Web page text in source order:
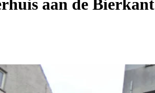
aan de Bierkant